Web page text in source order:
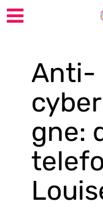
Anti-
gne: